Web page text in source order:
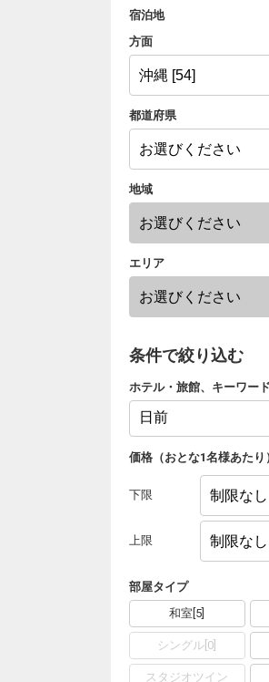
宿泊地
方面
都道府県
地域
エリア
条件で絞り込む
ホテル・旅館、キーワー
価格（おとな1名様あたり
下限
上限
部屋タイプ
和室 5
シングル 0
スタジオツイン